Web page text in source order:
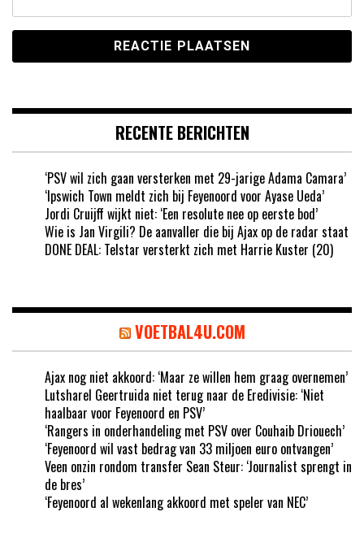
RECENTE BERICHTEN
‘PSV wil zich gaan versterken met 29-jarige Adama Camara’
‘Ipswich Town meldt zich bij Feyenoord voor Ayase Ueda’
Jordi Cruijff wijkt niet: ‘Een resolute nee op eerste bod’
Wie is Jan Virgili? De aanvaller die bij Ajax op de radar staat
DONE DEAL: Telstar versterkt zich met Harrie Kuster (20)
VOETBAL4U.COM
Ajax nog niet akkoord: ‘Maar ze willen hem graag overnemen’
Lutsharel Geertruida niet terug naar de Eredivisie: ‘Niet
haalbaar voor Feyenoord en PSV’
‘Rangers in onderhandeling met PSV over Couhaib Driouech’
‘Feyenoord wil vast bedrag van 33 miljoen euro ontvangen’
Veen onzin rondom transfer Sean Steur: ‘Journalist sprengt in
de bres’
‘Feyenoord al wekenlang akkoord met speler van NEC’